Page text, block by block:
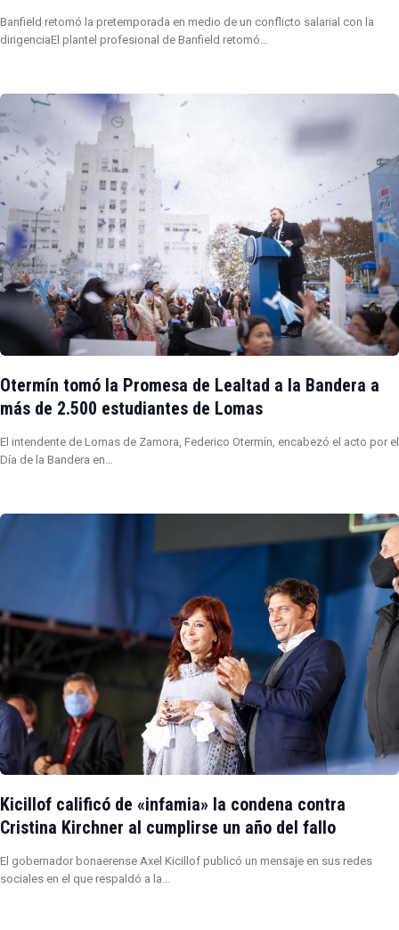
Banfield retomó la pretemporada en medio de un conflicto salarial con la
dirigenciaEl plantel profesional de Banfield retomó…
Otermín tomó la Promesa de Lealtad a la Bandera a
más de 2.500 estudiantes de Lomas
El intendente de Lomas de Zamora, Federico Otermín, encabezó el acto por el
Día de la Bandera en…
Kicillof calificó de «infamia» la condena contra
Cristina Kirchner al cumplirse un año del fallo
El gobernador bonaerense Axel Kicillof publicó un mensaje en sus redes
sociales en el que respaldó a la…